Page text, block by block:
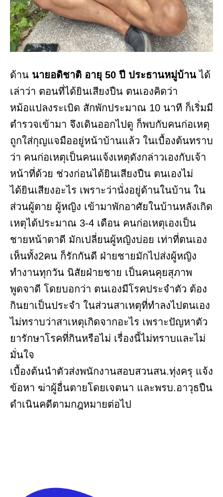
ด้าน นายอดิชาติ อายุ 50 ปี ประธานหมู่บ้านได้
เล่าว่า ตอนที่ได้ยินเสียงปืน ตนเองคิดว่า
หม้อแปลงระเบิด สักพักประมาณ 10 นาที ก็เริ่มมี
ตำรวจเข้ามา จึงเดินออกไปดู ก็พบกับคนก่อเหตุ
ถูกใส่กุญแจมืออยู่หน้าบ้านแล้ว ในเบื้องต้นทราบ
ว่า คนก่อเหตุเป็นคนแจ้งเหตุดังกล่าวเองกับเจ้า
หน้าที่ด้วย ช่วงก่อนได้ยินเสียงปืน ตนเองไม่
ได้ยินเสียงอะไร เพราะว่านั่งอยู่ด้านในบ้าน ใน
ส่วนผู้ตาย ผู้หญิง เข้ามาพักอาศัยในบ้านหลังเกิด
เหตุได้ประมาณ 3-4 เดือน คนก่อเหตุเองเป็น
ชายหน้าตาดี มักเปลี่ยนผู้หญิงบ่อย เท่าที่ตนเอง
เห็นทั้ง2คน ก็รักกันดี ฝ่ายชายมักไปส่งผู้หญิง
ทำงานทุกวัน นิสัยฝ่ายชาย เป็นคนคุยสุภาพ
พูดจาดี โดยบอกว่า ตนเองมีโรคประจำตัว ต้อง
กินยาเป็นประจำ ในส่วนสาเหตุที่ทำลงไปตนเอง
ไม่ทราบว่าสาเหตุเกิดจากอะไร เพราะปัญหาตัว
ยารักษาโรคที่กินหรือไม่ เรื่องนี้ไม่ทราบและไม่
มั่นใจ
เบื้องต้นนำตัวส่งพนักงานสอบสวนสน.ทุ่งครุ แจ้ง
ข้อหา ฆ่าผู้อื่นตายโดยเจตนา และพรบ.อาวุธปืน
ดำเนินคดีตามกฎหมายต่อไป